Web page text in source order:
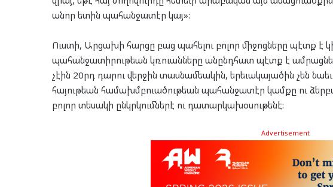
անոր ետին պահանջատէր կայ»:
Ուստի, Արցախի հարցը բաց պահելու բոլոր միջոցները պէտք է
պահանջատիրութեան կռուանները անընդհատ պէտք է
չէին 20րդ դարու վերջին տասնամեակին, երեւակայածին չեն
հայութեան համախմբուածութեան պահանջատէր կամքը ու
բոլոր տեսակի ընկրկումներէ ու դատարկախօսութենէ:
Advertisement